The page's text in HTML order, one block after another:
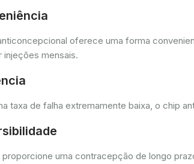
oferece uma forma
injeções mensais.
taxa de falha extremamente baixa, o chip
proporcione uma contracepção de longo